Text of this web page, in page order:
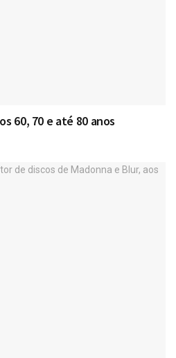
60, 70 e até 80 anos